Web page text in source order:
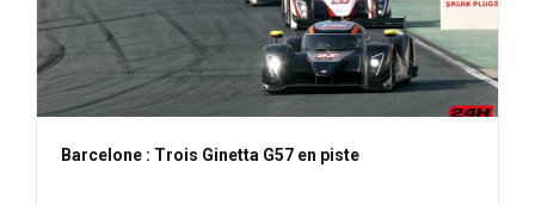
Barcelone : Trois Ginetta G57 en piste